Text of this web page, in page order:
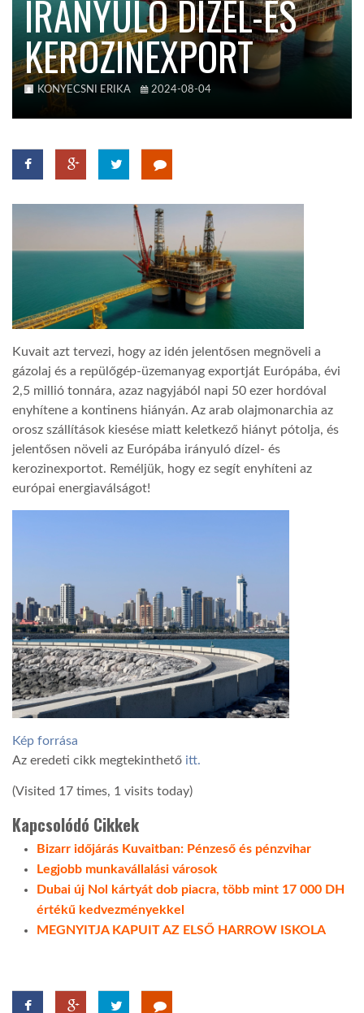
A VILÁG ITTHON
GLOBOTV BP
HÍR3D
TROPICALMAGAZIN
GLOBOTV
AFRIKA TUDÁSTÁR
A NAP SZÉPE
DOBRAVERO.HU
LATIMO.HU
IRÁNYULÓ DÍZEL-ÉS
KEROZINEXPORT
KONYECSNI ERIKA 2024-08-04
Kuvait azt tervezi, hogy az idén jelentősen megnöveli a
gázolaj és a repülőgép-üzemanyag exportját Európába, évi
2,5 millió tonnára, azaz nagyjából napi 50 ezer hordóval
enyhítene a kontinens hiányán. Az arab olajmonarchia az
orosz szállítások kiesése miatt keletkező hiányt pótolja, és
jelentősen növeli az Európába irányuló dízel- és
kerozinexportot. Reméljük, hogy ez segít enyhíteni az
európai energiaválságot!
Kép forrása
Az eredeti cikk megtekinthető itt.
(Visited 17 times, 1 visits today)
Kapcsolódó Cikkek
Bizarr időjárás Kuvaitban: Pénzeső és pénzvihar
Legjobb munkavállalási városok
Dubai új Nol kártyát dob piacra, több mint 17 000 DH
értékű kedvezményekkel
MEGNYITJA KAPUIT AZ ELSŐ HARROW ISKOLA